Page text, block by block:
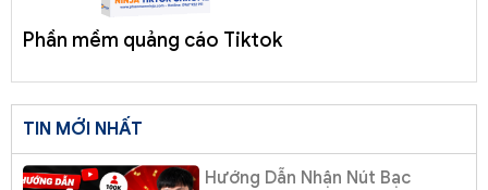
Phần mềm quảng cáo Tiktok
TIN MỚI NHẤT
Hướng Dẫn Nhận Nút Bạc